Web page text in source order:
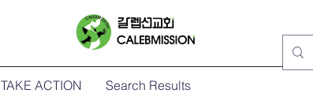
TAKE ACTION Search Results